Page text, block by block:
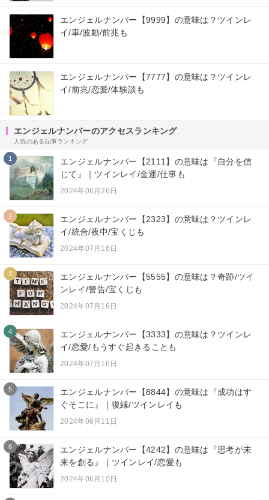
エンジェルナンバー【9999】の意味は？ツインレ
イ/車/波動/前兆も
エンジェルナンバー【7777】の意味は？ツインレ
イ/前兆/恋愛/体験談も
エンジェルナンバーのアクセスランキング
人気のある記事ランキング
1
エンジェルナンバー【2111】の意味は『自分を信
じて』｜ツインレイ/金運/仕事も
2024年06月26日
2
エンジェルナンバー【2323】の意味は？ツインレ
イ/統合/夜中/宝くじも
2024年07月16日
3
エンジェルナンバー【5555】の意味は？奇跡/ツイ
ンレイ/警告/宝くじも
2024年07月16日
4
エンジェルナンバー【3333】の意味は？ツインレ
イ/恋愛/もうすぐ起きることも
2024年07月16日
5
エンジェルナンバー【8844】の意味は『成功はす
ぐそこに』｜復縁/ツインレイも
2024年06月11日
6
エンジェルナンバー【4242】の意味は『思考が未
来を創る』｜ツインレイ/恋愛も
2024年06月10日